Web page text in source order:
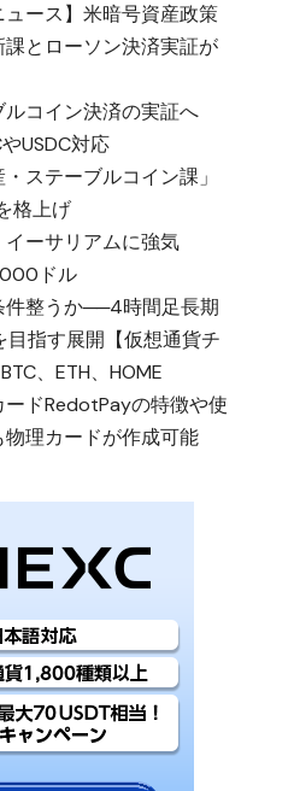
ュース】米暗号資産政策
とローソン決済実証が
コイン決済の実証へ
USDC対応
ステーブルコイン課」
格上げ
ーサリアムに強気
ドル
件整うか──4時間足長期
目指す展開【仮想通貨チ
、ETH、HOME
ドRedotPayの特徴や使
理カードが作成可能